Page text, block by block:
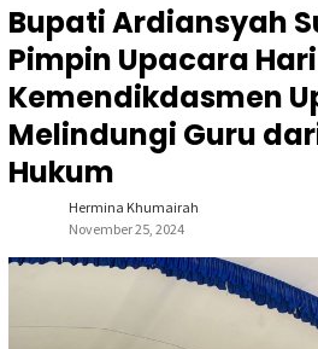
Bupati Ardiansyah
Pimpin Upacara
Kemendikdasmen
Melindungi Guru
Hukum
Hermina Khumairah
November 25, 2024